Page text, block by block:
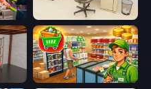
House Escape: Office
Supermarket Simulator: Desert